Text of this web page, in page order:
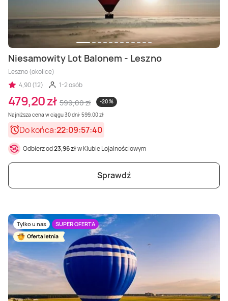
Niesamowity Lot Balonem - Leszno
Leszno (okolice)
4,90 (12)
1-2 osób
479,20 zł 599,00 zł
-20 %
Najniższa cena w ciągu 30 dni: 599,00 zł
Do końca:22:09:57:38
Odbierz od23,96 złw Klubie Lojalnościowym
Sprawdź
Tylko u nas SUPER OFERTA